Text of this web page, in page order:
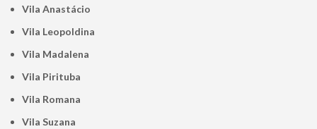
Vila Anastácio
Vila Leopoldina
Vila Madalena
Vila Pirituba
Vila Romana
Vila Suzana